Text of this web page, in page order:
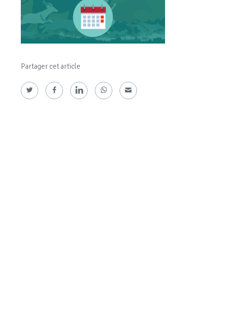
Partager cet article